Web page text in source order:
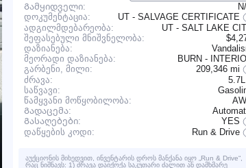
Გამყიდველი:
დოკუმენტაცია:
UT - SALVAGE CERTIFICATE
ადგილმდებარეობა:
UT - SALT LAKE
შეფასებული მნიშვნელობა:
დაზიანება:
მეორადი დაზიანება:
BURN -
გარბენი, მილი:
209,346 mi
ძრავა:
საწვავი:
წამყვანი მოწყობილობა:
Გადაცემა:
Გასაღებები:
YES
დაწყების კოდი:
Run & Drive
აუქციონის მიხედვით, ინვენტარის დროს მანქანა იყო „Run & Drive“,
რაც ნიშნავს: 1) ძრავა დაიქოქა საკუთარი ძალით ან დამხმარე